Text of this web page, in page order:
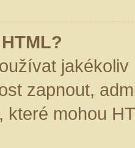
zapnout,
které mohou